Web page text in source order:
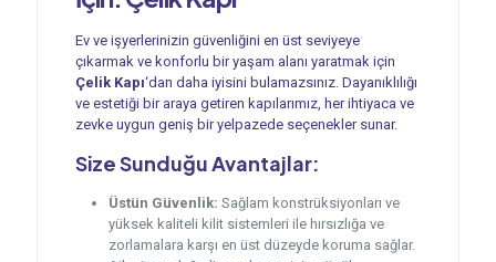
Ev ve işyerlerinizin güvenliğini en üst seviyeye
çıkarmak ve konforlu bir yaşam alanı yaratmak için
Çelik Kapı‘dan daha iyisini bulamazsınız. Dayanıklılığı
ve estetiği bir araya getiren kapılarımız, her ihtiyaca ve
zevke uygun geniş bir yelpazede seçenekler sunar.
Size Sunduğu Avantajlar:
Üstün Güvenlik: Sağlam konstrüksiyonları ve
yüksek kaliteli kilit sistemleri ile hırsızlığa ve
zorlamalara karşı en üst düzeyde koruma sağlar.